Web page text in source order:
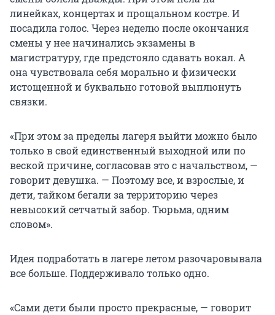
линейках, концертах и прощальном костре. И
посадила голос. Через неделю после окончания
смены у нее начинались экзамены в
магистратуру, где предстояло сдавать вокал. А
она чувствовала себя морально и физически
истощенной и буквально готовой выплюнуть
связки.
«При этом за пределы лагеря выйти можно было
только в свой единственный выходной или по
веской причине, согласовав это с начальством, —
говорит девушка. — Поэтому все, и взрослые, и
дети, тайком бегали за территорию через
невысокий сетчатый забор. Тюрьма, одним
словом».
Идея подработать в лагере летом разочаровывала
все больше. Поддерживало только одно.
«Сами дети были просто прекрасные, — говорит